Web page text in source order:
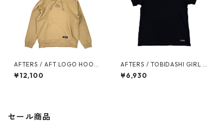
AFTERS / AFT LOGO HOODI
E
¥12,100
AFTERS / TOBIDASHI GIRL T
EE
¥6,930
セール商品